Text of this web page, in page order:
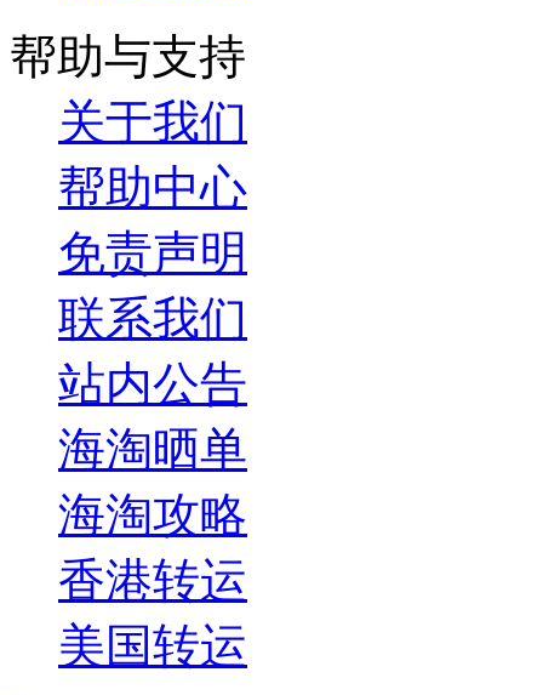
帮助与支持
关于我们
帮助中心
免责声明
联系我们
站内公告
海淘晒单
海淘攻略
香港转运
美国转运